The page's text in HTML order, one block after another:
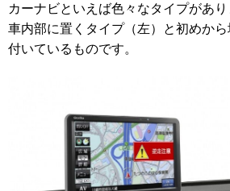
カーナビといえば色々なタイプがあり
車内部に置くタイプ（左）と初めか
付いているものです。